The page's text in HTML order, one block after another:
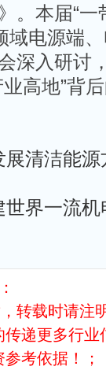
。本届“一
域电源端
深入研讨
高地”背
展清洁能
界一流机
转载时请注
递更多行业
考依据！；